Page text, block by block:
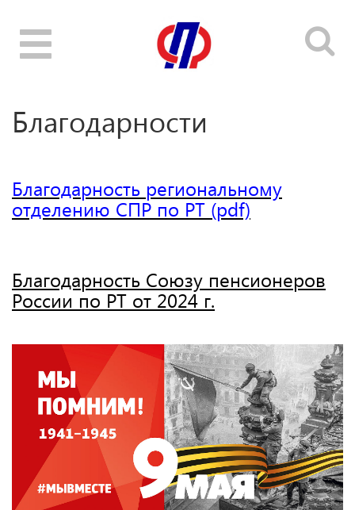
Toggle
navigation
Благодарности
Благодарность региональному
отделению СПР по РТ (pdf)
Благодарность Союзу пенсионеров
России по РТ от 2024 г.